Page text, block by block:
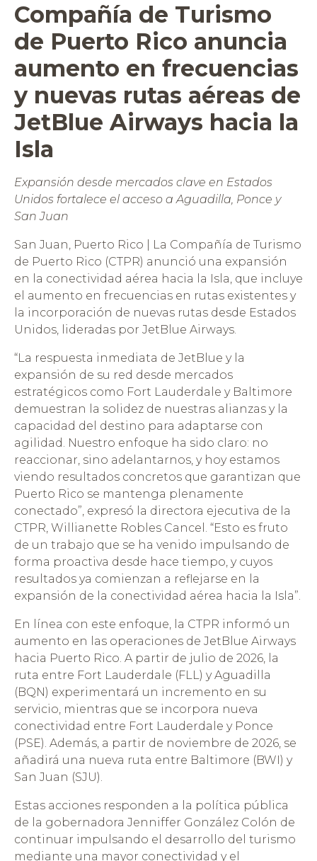
Compañía de Turismo
de Puerto Rico anuncia
aumento en frecuencias
y nuevas rutas aéreas de
JetBlue Airways hacia la
Isla
Expansión desde mercados clave en Estados
Unidos fortalece el acceso a Aguadilla, Ponce y
San Juan
San Juan, Puerto Rico | La Compañía de Turismo
de Puerto Rico (CTPR) anunció una expansión
en la conectividad aérea hacia la Isla, que incluye
el aumento en frecuencias en rutas existentes y
la incorporación de nuevas rutas desde Estados
Unidos, lideradas por JetBlue Airways.
“La respuesta inmediata de JetBlue y la
expansión de su red desde mercados
estratégicos como Fort Lauderdale y Baltimore
demuestran la solidez de nuestras alianzas y la
capacidad del destino para adaptarse con
agilidad. Nuestro enfoque ha sido claro: no
reaccionar, sino adelantarnos, y hoy estamos
viendo resultados concretos que garantizan que
Puerto Rico se mantenga plenamente
conectado”, expresó la directora ejecutiva de la
CTPR, Willianette Robles Cancel. “Esto es fruto
de un trabajo que se ha venido impulsando de
forma proactiva desde hace tiempo, y cuyos
resultados ya comienzan a reflejarse en la
expansión de la conectividad aérea hacia la Isla”.
En línea con este enfoque, la CTPR informó un
aumento en las operaciones de JetBlue Airways
hacia Puerto Rico. A partir de julio de 2026, la
ruta entre Fort Lauderdale (FLL) y Aguadilla
(BQN) experimentará un incremento en su
servicio, mientras que se incorpora nueva
conectividad entre Fort Lauderdale y Ponce
(PSE). Además, a partir de noviembre de 2026, se
añadirá una nueva ruta entre Baltimore (BWI) y
San Juan (SJU).
Estas acciones responden a la política pública
de la gobernadora Jenniffer González Colón de
continuar impulsando el desarrollo del turismo
mediante una mayor conectividad y el